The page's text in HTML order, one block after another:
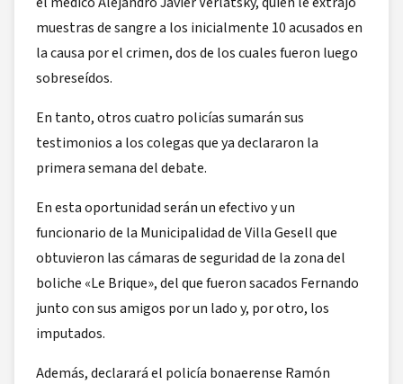
muestras de sangre a los inicialmente 10 acusados en
la causa por el crimen, dos de los cuales fueron luego
sobreseídos.
En tanto, otros cuatro policías sumarán sus
testimonios a los colegas que ya declararon la
primera semana del debate.
En esta oportunidad serán un efectivo y un
funcionario de la Municipalidad de Villa Gesell que
obtuvieron las cámaras de seguridad de la zona del
boliche «Le Brique», del que fueron sacados Fernando
junto con sus amigos por un lado y, por otro, los
imputados.
Además, declarará el policía bonaerense Ramón